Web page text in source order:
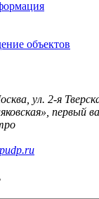
объектов
ул. 2-я
первый